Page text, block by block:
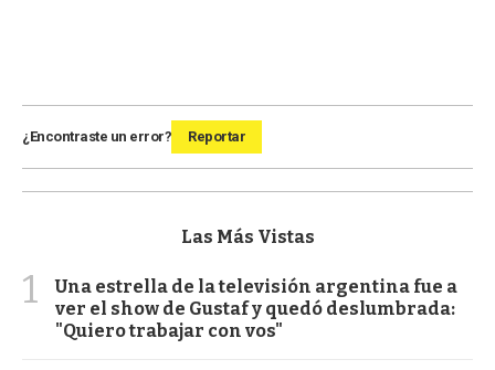
¿Encontraste un error? Reportar
Las Más Vistas
1
Una estrella de la televisión argentina fue a
ver el show de Gustaf y quedó deslumbrada:
"Quiero trabajar con vos"